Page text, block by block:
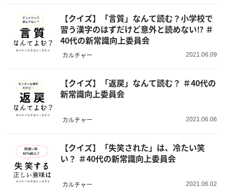
【クイズ】「言質」なんて読む？小学校で
習う漢字のはずだけど意外と読めない⁉ ＃
40代の新常識向上委員会
カルチャー 2021.06.09
【クイズ】「返戻」なんて読む？ ＃40代の
新常識向上委員会
カルチャー 2021.06.06
【クイズ】「失笑された」は、冷たい笑
い？ ＃40代の新常識向上委員会
カルチャー 2021.06.02